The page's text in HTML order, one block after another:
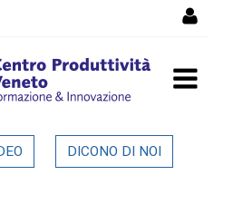
tra CPV e
DICONO DI NOI